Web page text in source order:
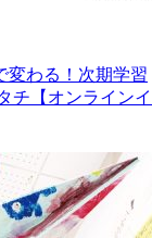
変わる！次期学習
チ【オンラインイ